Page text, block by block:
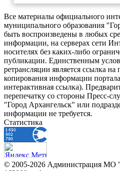
Все материалы официального
муниципального образования
быть воспроизведены в любых
информации, на серверах сети
носителях без каких-либо
публикации. Единственным
ретрансляции является ссылка на
копирования информации
интерактивная ссылка).
перепечатку со стороны Пресс-
"Город Архангельск" или
информации не требуется.
Статистика
© 2005-2026 Администрация МО